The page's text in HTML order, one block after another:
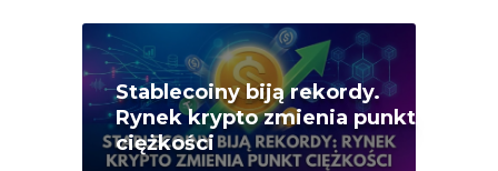
Stablecoiny biją rekordy.
Rynek krypto zmienia punkt
ciężkości